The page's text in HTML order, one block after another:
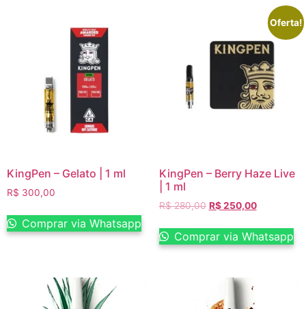
KingPen – Gelato | 1 ml
R$ 300,00
Comprar via Whatsapp
Oferta!
KingPen – Berry Haze Live
| 1 ml
R$280,00 R$250,00
Comprar via Whatsapp